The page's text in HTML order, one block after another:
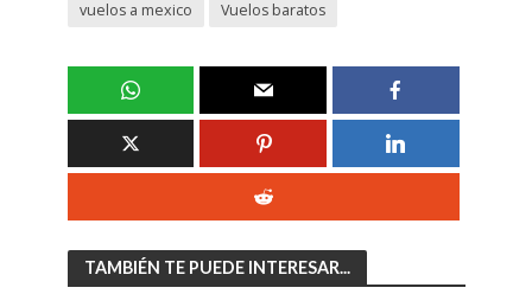
vuelos a mexico
Vuelos baratos
TAMBIÉN TE PUEDE INTERESAR...